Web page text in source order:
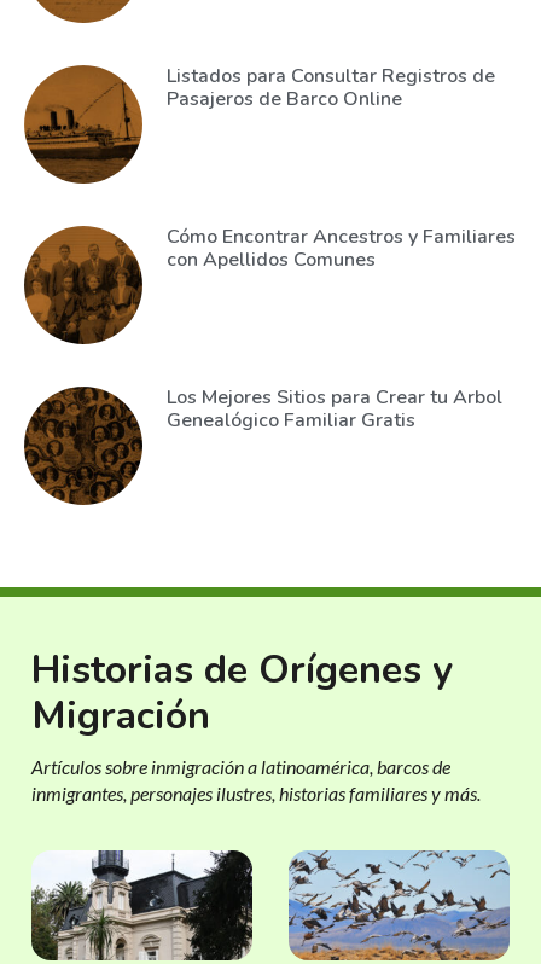
Listados para Consultar Registros de
Pasajeros de Barco Online
Cómo Encontrar Ancestros y Familiares
con Apellidos Comunes
Los Mejores Sitios para Crear tu Arbol
Genealógico Familiar Gratis
Historias de Orígenes y
Migración
Artículos sobre inmigración a latinoamérica, barcos de
inmigrantes, personajes ilustres, historias familiares y más.